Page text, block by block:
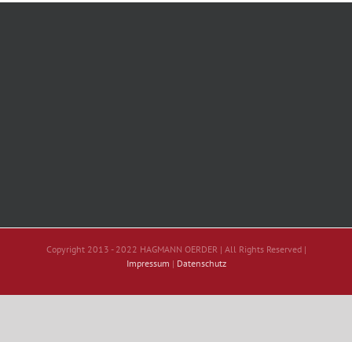
Copyright 2013 - 2022 HAGMANN OERDER | All Rights Reserved |
Impressum | Datenschutz